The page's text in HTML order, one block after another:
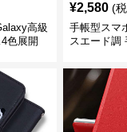
高級
色展開
¥2,580 (
手帳型スマ
スエード調